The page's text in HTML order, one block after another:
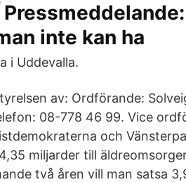
inte kan ha
i Uddevalla.
av: Ordförande:
08-778 46 99. Vice
och
miljarder till
två åren vill man satsa